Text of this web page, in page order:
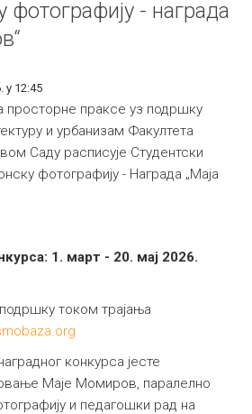
фотографију - награда
у 12:45
праксе уз подршку
и урбанизам Факултета
Саду расписује Студентски
фотографију - Награда „Маја
1. март - 20. мај 2026.
током трајања
конкурса јесте
Маје Момиров, паралелно
и педагошки рад на